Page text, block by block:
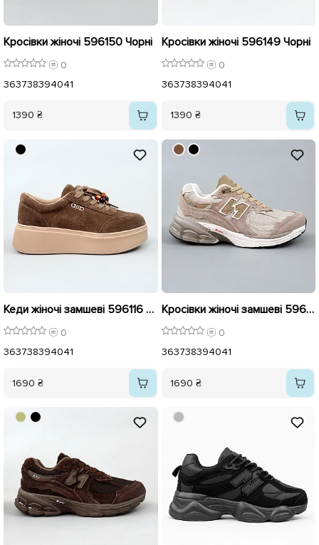
Кросівки жіночі 596150 Чорні
0
363738394041
1390 ₴
Кросівки жіночі 596149 Чорні
0
363738394041
1390 ₴
Кеди жіночі замшеві 596116 Бежеві
0
363738394041
1690 ₴
Кросівки жіночі замшеві 596123 Бежеві
0
363738394041
1690 ₴